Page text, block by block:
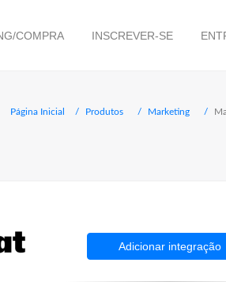
COMPRA INSCREVER-SE
Página Inicial Produtos Marketing
Adicionar integração